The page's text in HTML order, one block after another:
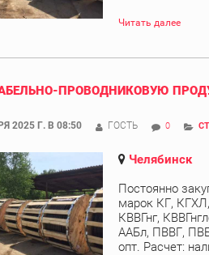
Читать далее
ПРОВОДНИКОВУЮ
2025 Г. В 08:50 ГОСТЬ 0
Челябинск
Постоянно
марок КГ,
КВВГнг,
ААБл, ПВВГ,
опт. Расчет: